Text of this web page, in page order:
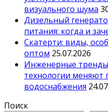
визуального шума
Дизельный
питания: когда и
Скатерти: виды,
оптом 25.07.2026
Инженерные
технологии меняют
водоснабжения
Поиск